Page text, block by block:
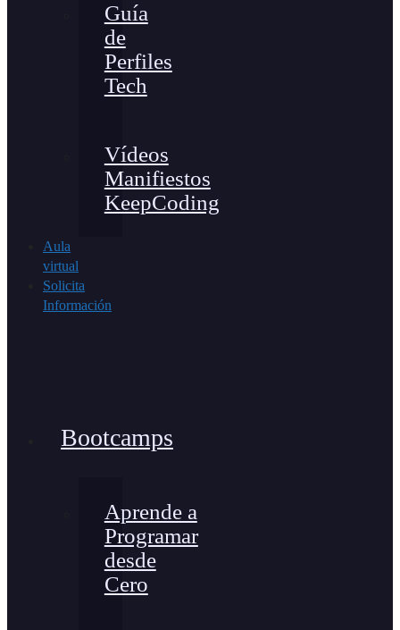
Guía
de
Perfiles
Tech
Vídeos
Manifiestos
KeepCoding
Aula
virtual
Solicita
Información
Bootcamps
Aprende a
Programar
desde
Cero